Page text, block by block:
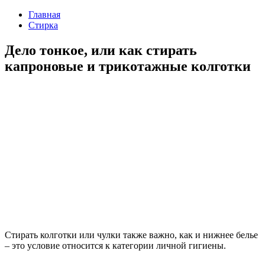
Главная
Стирка
Дело тонкое, или как стирать
капроновые и трикотажные колготки
Стирать колготки или чулки также важно, как и нижнее белье
– это условие относится к категории личной гигиены.